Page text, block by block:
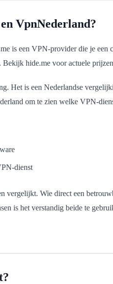
VpnNederland?
is een VPN-provider die je
Bekijk hide.me voor actuele
Het is een Nederlandse
om te zien welke VPN-
dienst
Wie direct een
is het verstandig beide te